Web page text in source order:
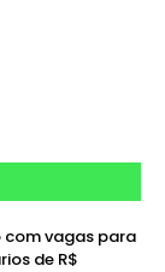
com vagas para
de R$